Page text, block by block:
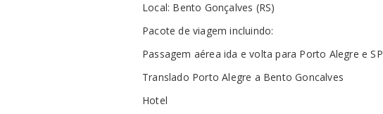
Local: Bento Gonçalves (RS)
Pacote de viagem incluindo:
Passagem aérea ida e volta para Porto Alegre e SP
Translado Porto Alegre a Bento Goncalves
Hotel